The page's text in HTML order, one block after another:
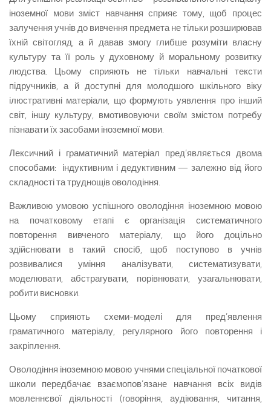
іноземної мови зміст навчання сприяє тому, щоб процес
залучення учнів до вивчення предмета не тільки розширював
їхній світогляд, а й давав змогу глибше розуміти власну
культуру та її роль у духовному й моральному розвитку
людства. Цьому сприяють не тільки навчальні тексти
підручників, а й доступні для молодшого шкільного віку
ілюстративні матеріали, що формують уявлення про інший
світ, іншу культуру, вмотивовуючи своїм змістом потребу
пізнавати їх засобами іноземної мови.
Лексичний і граматичний матеріал пред’являється двома
способами: індуктивним і дедуктивним — залежно від його
складності та труднощів оволодіння.
Важливою умовою успішного оволодіння іноземною мовою
на початковому етапі є організація систематичного
повторення вивченого матеріалу, що його доцільно
здійснювати в такий спосіб, щоб поступово в учнів
розвивалися уміння аналізувати, систематизувати,
моделювати, абстрагувати, порівнювати, узагальнювати,
робити висновки.
Цьому сприяють схеми-моделі для пред’явлення
граматичного матеріалу, регулярного його повторення і
закріплення.
Оволодіння іноземною мовою учнями спеціальної початкової
школи передбачає взаємопов’язане навчання всіх видів
мовленнєвої діяльності (говоріння, аудіювання, читання,